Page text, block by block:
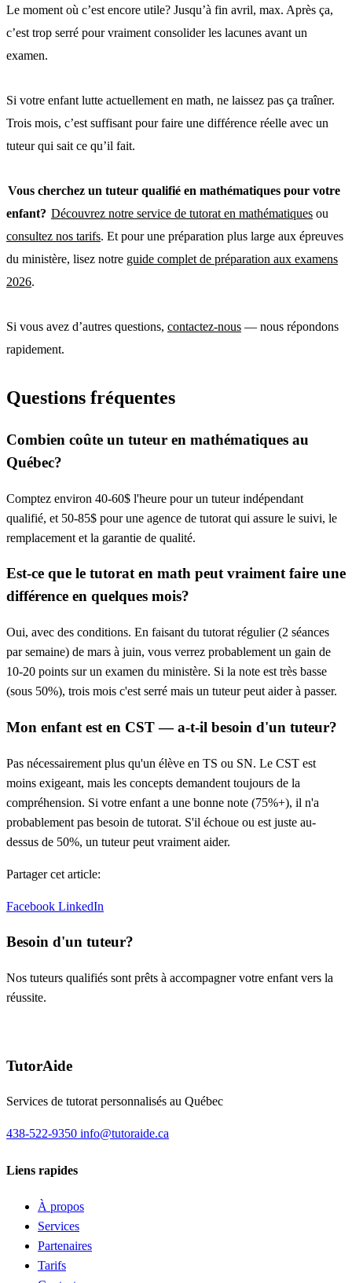
Le moment où c’est encore utile? Jusqu’à fin avril, max. Après ça,
c’est trop serré pour vraiment consolider les lacunes avant un
examen.
Si votre enfant lutte actuellement en math, ne laissez pas ça traîner.
Trois mois, c’est suffisant pour faire une différence réelle avec un
tuteur qui sait ce qu’il fait.
Vous cherchez un tuteur qualifié en mathématiques pour votre
enfant? Découvrez notre service de tutorat en mathématiques ou
consultez nos tarifs. Et pour une préparation plus large aux épreuves
du ministère, lisez notre guide complet de préparation aux examens
2026.
Si vous avez d’autres questions, contactez-nous — nous répondons
rapidement.
Questions fréquentes
Combien coûte un tuteur en mathématiques au
Québec?
Comptez environ 40-60$ l'heure pour un tuteur indépendant
qualifié, et 50-85$ pour une agence de tutorat qui assure le suivi, le
remplacement et la garantie de qualité.
Est-ce que le tutorat en math peut vraiment faire une
différence en quelques mois?
Oui, avec des conditions. En faisant du tutorat régulier (2 séances
par semaine) de mars à juin, vous verrez probablement un gain de
10-20 points sur un examen du ministère. Si la note est très basse
(sous 50%), trois mois c'est serré mais un tuteur peut aider à passer.
Mon enfant est en CST — a-t-il besoin d'un tuteur?
Pas nécessairement plus qu'un élève en TS ou SN. Le CST est
moins exigeant, mais les concepts demandent toujours de la
compréhension. Si votre enfant a une bonne note (75%+), il n'a
probablement pas besoin de tutorat. S'il échoue ou est juste au-
dessus de 50%, un tuteur peut vraiment aider.
Partager cet article:
Facebook LinkedIn
Besoin d'un tuteur?
Nos tuteurs qualifiés sont prêts à accompagner votre enfant vers la
réussite.
TutorAide
Services de tutorat personnalisés au Québec
438-522-9350 info@tutoraide.ca
Liens rapides
À propos
Services
Partenaires
Tarifs